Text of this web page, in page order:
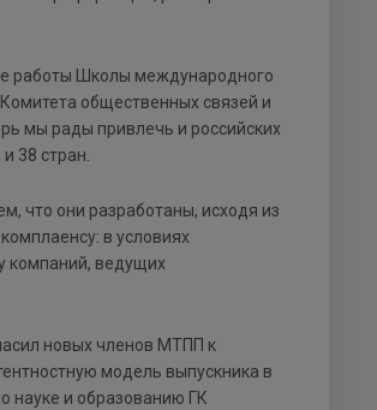
работы Школы международного
общественных связей и
мы рады привлечь и российских
38 стран.
что они разработаны, исходя из
в условиях
компаний, ведущих
новых членов МТПП к
модель выпускника в
науке и образованию ГК